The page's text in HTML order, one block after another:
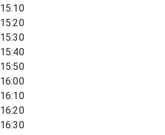
15:10
15:20
15:30
15:40
15:50
16:00
16:10
16:20
16:30